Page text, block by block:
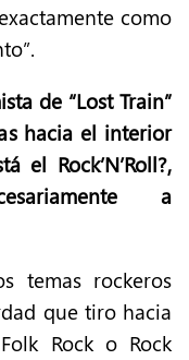
como
de “Lost Train”
hacia el interior
el Rock’N’Roll?,
a
temas rockeros
que tiro hacia
Rock o Rock